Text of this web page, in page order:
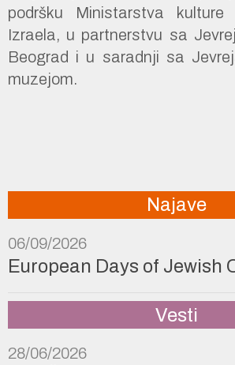
podršku Ministarstva
Izraela, u partnerstvu sa
Beograd i u saradnji sa
muzejom.
Najave
06/09/2026
European Days of Jewish
Vesti
28/06/2026